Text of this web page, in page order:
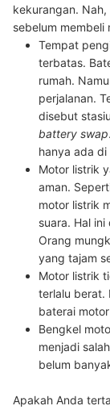
kekurangan.
sebelum membeli
Tempat
terbatas.
rumah.
perjalanan.
disebut
battery swap
hanya ada
Motor listrik
aman.
motor listrik
suara. Hal
Orang
yang tajam
Motor listrik
terlalu berat.
baterai
Bengkel
menjadi
belum
Apakah Anda